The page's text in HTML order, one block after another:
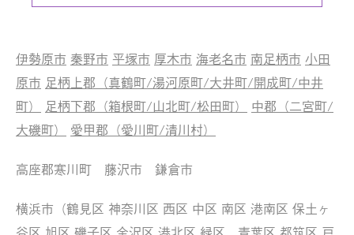
伊勢原市 秦野市 平塚市 厚木市 海老名市 南足柄市 小田
原市 足柄上郡（真鶴町/湯河原町/大井町/開成町/中井
町）
足柄下郡（箱根町/山北町/松田町）
中郡（二宮町/
大磯町）
愛甲郡（愛川町/清川村）
高座郡寒川町 藤沢市 鎌倉市
横浜市（鶴見区 神奈川区 西区 中区 南区 港南区 保土ヶ